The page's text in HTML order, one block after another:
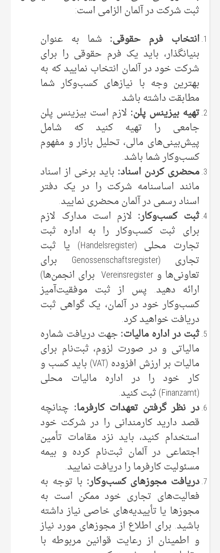
ثبت شرکت در آلمان الزامی است:
انتخاب فرم حقوقی: شما به عنوان
بنیانگذار، باید یک فرم حقوقی را برای
شرکت خود در آلمان انتخاب نمایید که به
بهترین وجه با نیازهای کسب‌وکار شما
مطابقت داشته باشد.
تهیه بیزینس پلن: لازم است بیزینس پلن
جامعی را تهیه کنید که شامل
پیش‌بینی‌های مالی، تحلیل بازار و مفهوم
کسب‌وکار شما باشد.
محضری کردن اسناد: باید برخی از اسناد
مانند اساسنامه شرکت را در یک دفتر
اسناد رسمی در آلمان محضری نمایید.
ثبت کسب‌وکار: لازم است مدارک لازم
برای ثبت کسب‌وکار را به اداره ثبت
تجارت محلی (Handelsregister) یا ثبت
تجاری (Genossenschaftsregister برای
تعاونی‌ها و Vereinsregister برای انجمن‌ها)
ارائه دهید. پس از ثبت موفقیت‌آمیز
کسب‌وکار خود در آلمان، یک گواهی ثبت
دریافت خواهید کرد.
ثبت در اداره مالیات:جهت دریافت شماره
مالیاتی و در صورت لزوم، ثبت‌نام برای
مالیات بر ارزش افزوده (VAT) باید کسب و
کار خود را در اداره مالیات محلی
(Finanzamt) ثبت کنید.
در نظر گرفتن تعهدات کارفرما: چنانچه
قصد دارید کارمندانی را در شرکت خود
استخدام کنید، باید نزد مقامات تأمین
اجتماعی در آلمان ثبت‌نام کرده و بیمه
مسئولیت کارفرما را دریافت نمایید.
دریافت مجوزهای کسب‌وکار: با توجه به
فعالیت‌های تجاری خود ممکن است به
مجوزها یا تأییدیه‌های خاصی نیاز داشته
باشید. برای اطلاع از مجوزهای مورد نیاز
و اطمینان از رعایت قوانین مربوطه با